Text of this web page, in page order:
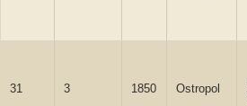
31 3 1850 Ostropol